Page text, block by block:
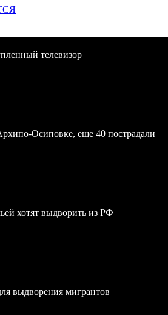
телевизор
Осиповке, еще 40 пострадали
хотят выдворить из РФ
выдворения мигрантов